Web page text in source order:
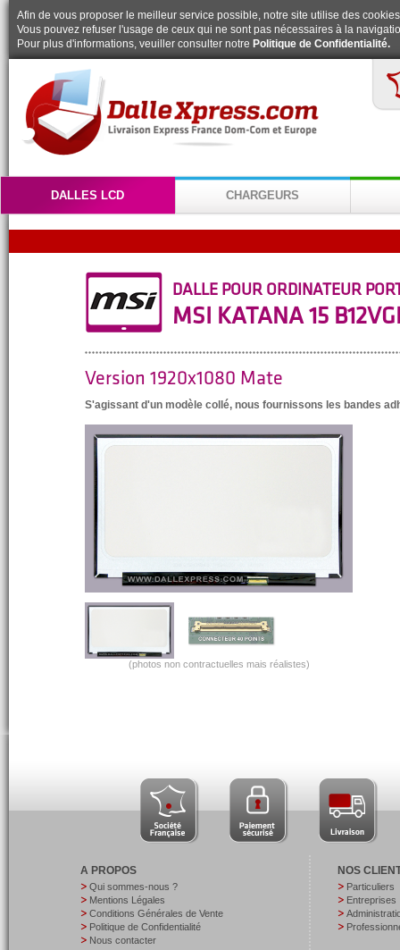
Afin de vous proposer le meilleur service possible, notre site utilise des
Vous pouvez refuser l'usage de ceux qui ne sont pas nécessaires à la
Pour plus d'informations, veuiller consulter notre Politique de Confidentialité.
DALLES LCD CHARGEURS
DALLE POUR ORDINATEUR
MSI KATANA 15
Version 1920x1080 Mate
S'agissant d'un modèle collé, nous fournissons les bandes
(photos non contractuelles mais réalistes)
A PROPOS
Qui sommes-nous ?
Mentions Légales
Conditions Générales de Vente
Politique de Confidentialité
Nous contacter
NOS
Particuliers
Entreprises